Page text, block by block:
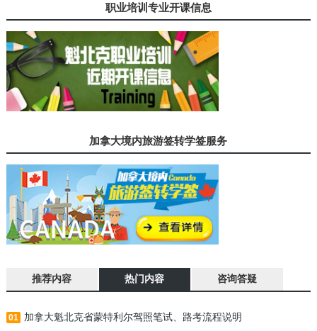
职业培训专业开课信息
加拿大境内旅游签转学签服务
推荐内容 热门内容 咨询答疑
01 加拿大魁北克省蒙特利尔驾照笔试、路考流程说明